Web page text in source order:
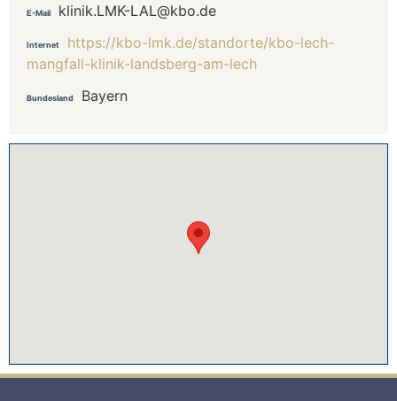
E-Mail klinik.LMK-LAL@kbo.de
Internet
https://kbo-lmk.de/standorte/kbo-lech-
mangfall-klinik-landsberg-am-lech
Bundesland Bayern